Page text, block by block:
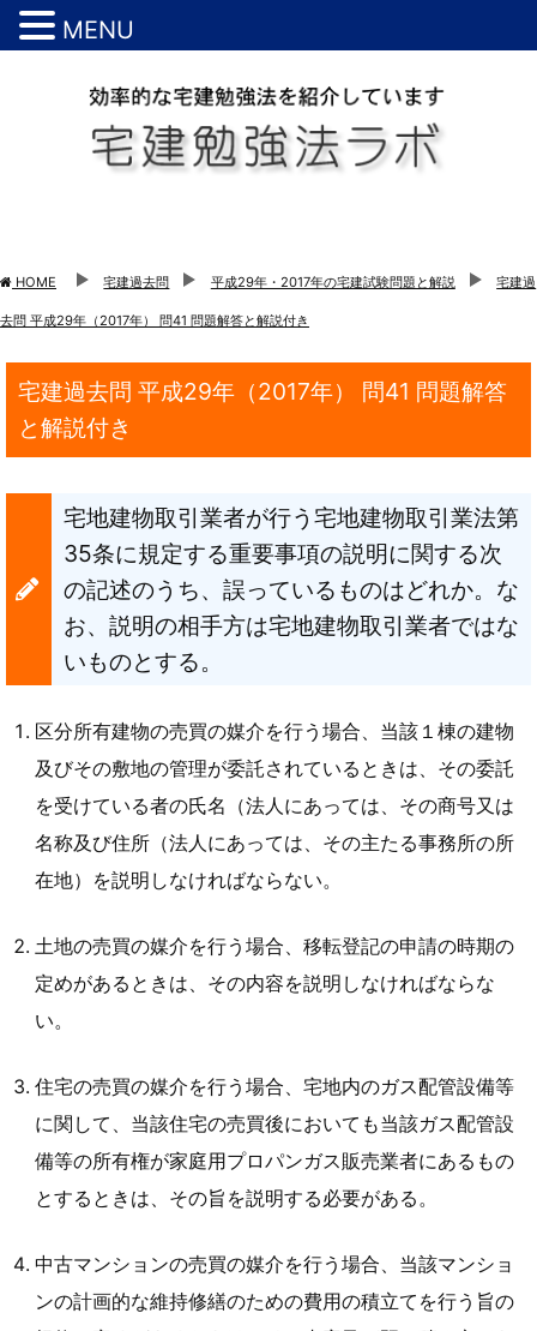
HOME 宅建過去問 平成29年・2017年の宅建試験問題と解説 宅建過
去問 平成29年（2017年） 問41 問題解答と解説付き
宅建過去問 平成29年（2017年） 問41 問題解答
と解説付き
宅地建物取引業者が行う宅地建物取引業法第
35条に規定する重要事項の説明に関する次
の記述のうち、誤っているものはどれか。な
お、説明の相手方は宅地建物取引業者ではな
いものとする。
区分所有建物の売買の媒介を行う場合、当該１棟の建物
及びその敷地の管理が委託されているときは、その委託
を受けている者の氏名（法人にあっては、その商号又は
名称及び住所（法人にあっては、その主たる事務所の所
在地）を説明しなければならない。
土地の売買の媒介を行う場合、移転登記の申請の時期の
定めがあるときは、その内容を説明しなければならな
い。
住宅の売買の媒介を行う場合、宅地内のガス配管設備等
に関して、当該住宅の売買後においても当該ガス配管設
備等の所有権が家庭用プロパンガス販売業者にあるもの
とするときは、その旨を説明する必要がある。
中古マンションの売買の媒介を行う場合、当該マンショ
ンの計画的な維持修繕のための費用の積立てを行う旨の
MENU